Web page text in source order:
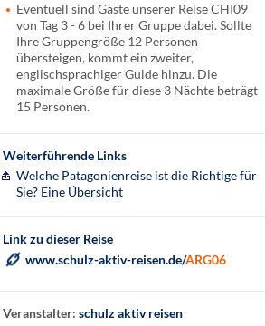
Eventuell sind Gäste unserer Reise CHI09
von Tag 3 - 6 bei Ihrer Gruppe dabei. Sollte
Ihre Gruppengröße 12 Personen
übersteigen, kommt ein zweiter,
englischsprachiger Guide hinzu. Die
maximale Größe für diese 3 Nächte beträgt
15 Personen.
Weiterführende Links
Welche Patagonienreise ist die Richtige für
Sie? Eine Übersicht
Link zu dieser Reise
www.schulz-aktiv-reisen.de/ARG06
Veranstalter:schulz aktiv reisen